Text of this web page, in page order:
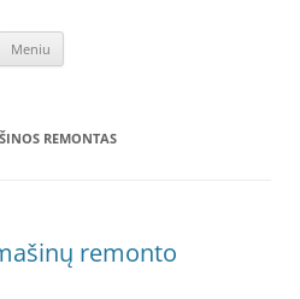
Meniu
REMONTAS
remonto